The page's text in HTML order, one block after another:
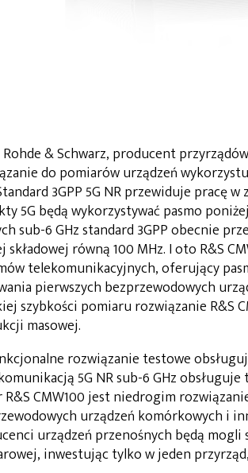
& Schwarz, producent
do pomiarów urządzeń
3GPP 5G NR przewiduje pracę
5G będą wykorzystywać pasmo
sub-6 GHz standard 3GPP obecnie
składowej równą 100 MHz. I oto R&S
telekomunikacyjnych, oferujący
pierwszych bezprzewodowych
szybkości pomiaru rozwiązanie R&S
masowej.
rozwiązanie testowe
5G NR sub-6 GHz
CMW100 jest niedrogim
urządzeń komórkowych i
urządzeń przenośnych będą
inwestując tylko w jeden